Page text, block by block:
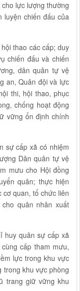
lực lượng thường
luyện chiến đấu của
thao các cấp; duy
chiến đấu và chiến
dân quân tự vệ
an, Quân đội và lực
thi, hội thao, phục
chống hoạt động
vững ổn định chính
sự cấp xã có nhiệm
Dân quân tự vệ
mưu cho Hội đồng
quân; thực hiện
cơ quan, tổ chức liên
quân nhân xuất
huy quân sự cấp xã
cấp tham mưu,
lực trong khu vực
trong khu vực phòng
trang giữ vững khu